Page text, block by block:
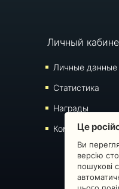
Личный
Личные данные
Статистика
Награды
Комментарии
Це
Ви
версію
пошукові